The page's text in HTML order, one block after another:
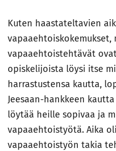
Kuten haastateltavien
vapaaehtoiskokemukset,
vapaaehtoistehtävät
opiskelijoista löysi itse
harrastustensa kautta,
Jeesaan-hankkeen
löytää heille sopivaa ja
vapaaehtoistyötä. Aika
vapaaehtoistyön takia